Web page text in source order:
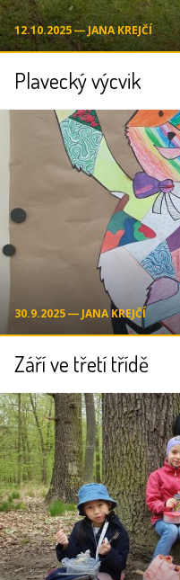
12.10.2025 ― JANA KREJČÍ
Plavecký výcvik
30.9.2025 ― JANA KREJČÍ
Září ve třetí třídě